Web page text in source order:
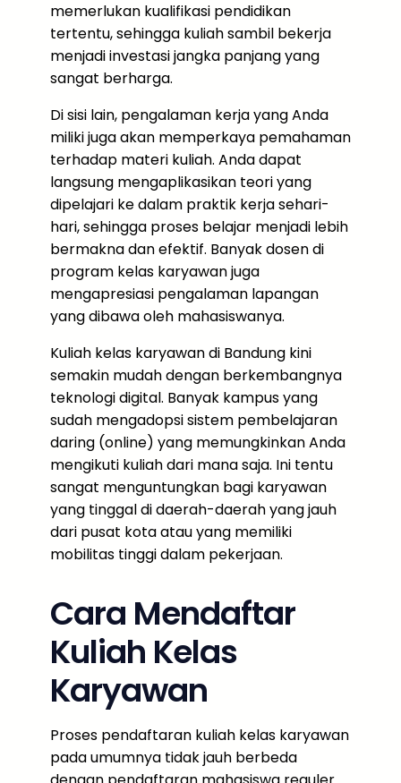
memerlukan kualifikasi pendidikan
tertentu, sehingga kuliah sambil bekerja
menjadi investasi jangka panjang yang
sangat berharga.
Di sisi lain, pengalaman kerja yang Anda
miliki juga akan memperkaya pemahaman
terhadap materi kuliah. Anda dapat
langsung mengaplikasikan teori yang
dipelajari ke dalam praktik kerja sehari-
hari, sehingga proses belajar menjadi lebih
bermakna dan efektif. Banyak dosen di
program kelas karyawan juga
mengapresiasi pengalaman lapangan
yang dibawa oleh mahasiswanya.
Kuliah kelas karyawan di Bandung kini
semakin mudah dengan berkembangnya
teknologi digital. Banyak kampus yang
sudah mengadopsi sistem pembelajaran
daring (online) yang memungkinkan Anda
mengikuti kuliah dari mana saja. Ini tentu
sangat menguntungkan bagi karyawan
yang tinggal di daerah-daerah yang jauh
dari pusat kota atau yang memiliki
mobilitas tinggi dalam pekerjaan.
Cara Mendaftar
Kuliah Kelas
Karyawan
Proses pendaftaran kuliah kelas karyawan
pada umumnya tidak jauh berbeda